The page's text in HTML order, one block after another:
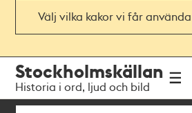
Välj vilka kakor vi får använda
navigationen
huvudinnehållet
Stockholmskällan
Historia i ord, ljud och bild
Sök